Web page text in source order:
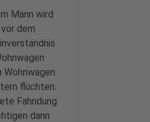
Mann wird
dem
Wohnwagen
flüchten.
Fahndung
dann